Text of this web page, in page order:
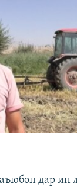
дар ин